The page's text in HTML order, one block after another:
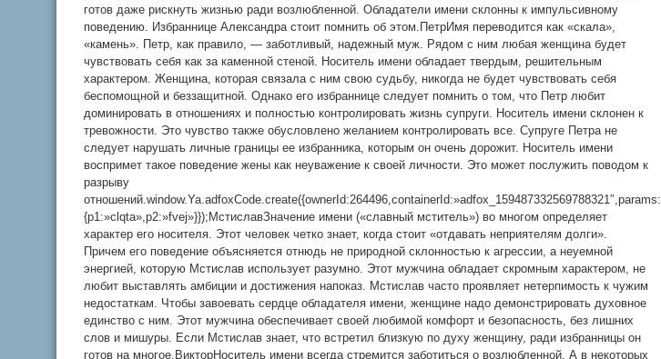
готов даже рискнуть жизнью ради возлюбленной. Обладатели имени склонны к импульсивному
поведению. Избраннице Александра стоит помнить об этом.ПетрИмя переводится как «скала»,
«камень». Петр, как правило, — заботливый, надежный муж. Рядом с ним любая женщина будет
чувствовать себя как за каменной стеной. Носитель имени обладает твердым, решительным
характером. Женщина, которая связала с ним свою судьбу, никогда не будет чувствовать себя
беспомощной и беззащитной. Однако его избраннице следует помнить о том, что Петр любит
доминировать в отношениях и полностью контролировать жизнь супруги. Носитель имени склонен к
тревожности. Это чувство также обусловлено желанием контролировать все. Супруге Петра не
следует нарушать личные границы ее избранника, которым он очень дорожит. Носитель имени
воспримет такое поведение жены как неуважение к своей личности. Это может послужить поводом к
разрыву
отношений.window.Ya.adfoxCode.create({ownerId:264496,containerId:»adfox_159487332569788321″,params:
{p1:»clqta»,p2:»fvej»}});МстиславЗначение имени («славный мститель») во многом определяет
характер его носителя. Этот человек четко знает, когда стоит «отдавать неприятелям долги».
Причем его поведение объясняется отнюдь не природной склонностью к агрессии, а неуемной
энергией, которую Мстислав использует разумно. Этот мужчина обладает скромным характером, не
любит выставлять амбиции и достижения напоказ. Мстислав часто проявляет нетерпимость к чужим
недостаткам. Чтобы завоевать сердце обладателя имени, женщине надо демонстрировать духовное
единство с ним. Этот мужчина обеспечивает своей любимой комфорт и безопасность, без лишних
слов и мишуры. Если Мстислав знает, что встретил близкую по духу женщину, ради избранницы он
готов на многое.ВикторНоситель имени всегда стремится заботиться о возлюбленной. А в некоторых